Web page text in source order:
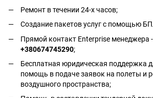
Ремонт в течении 24-х часов;
Создание пакетов услуг с помощью
Прямой контакт Enterprise менеджера -
+380674745290;
Бесплатная юридическая поддержка
помощь в подаче заявок на полеты и
воздушного пространства;